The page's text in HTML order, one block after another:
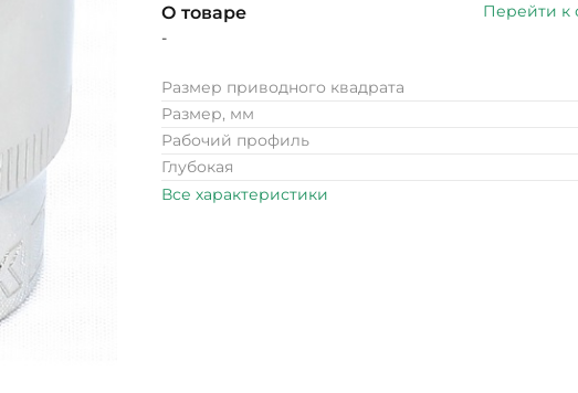
О товаре
Перейти к
-
Размер приводного квадрата
Размер, мм
Рабочий профиль
Глубокая
Все характеристики